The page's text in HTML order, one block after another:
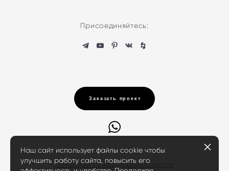
Присоединяйтесь:
Заказать проект
Политика конфиденциальности
Наш сайт использует файлы cookie чтобы
улучшить работу сайта, повысить его